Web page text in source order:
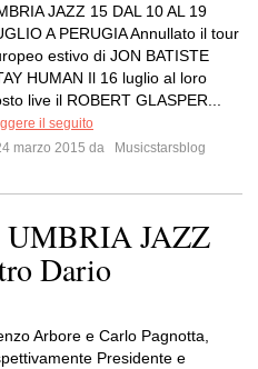
JAZZ 15 DAL 10 AL 19
A PERUGIA Annullato il tour
estivo di JON BATISTE
HUMAN Il 16 luglio al loro
live il ROBERT GLASPER...
il seguito
marzo 2015 da
Musicstarsblog
UMBRIA JAZZ
Dario
Arbore e Carlo Pagnotta,
Presidente e